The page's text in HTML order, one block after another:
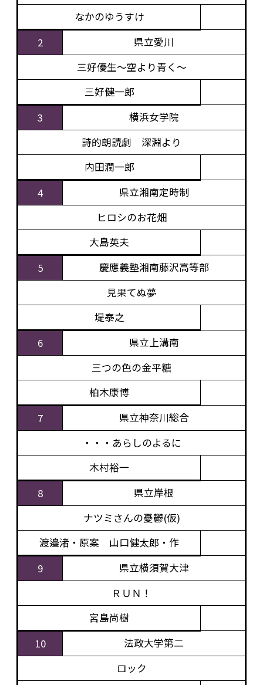
なかのゆうすけ
2
県立愛川
三好優生～空より青く～
三好健一郎
3
横浜女学院
詩的朗読劇 深淵より
内田潤一郎
4
県立湘南定時制
ヒロシのお花畑
大島英夫
5
慶應義塾湘南藤沢高等部
見果てぬ夢
堤泰之
6
県立上溝南
三つの色の金平糖
柏木康博
7
県立神奈川総合
・・・あらしのよるに
木村裕一
8
県立岸根
ナツミさんの憂鬱(仮)
渡邉渚・原案 山口健太郎・作
9
県立横須賀大津
ＲＵＮ！
宮島尚樹
10
法政大学第二
ロック